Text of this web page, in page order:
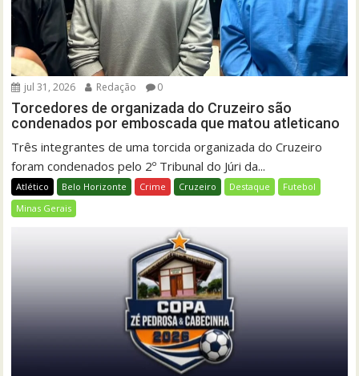
jul 31, 2026 Redação 0
Torcedores de organizada do Cruzeiro são
condenados por emboscada que matou atleticano
Três integrantes de uma torcida organizada do Cruzeiro
foram condenados pelo 2º Tribunal do Júri da...
Atlético Belo Horizonte Crime Cruzeiro Destaque
Futebol
Minas Gerais